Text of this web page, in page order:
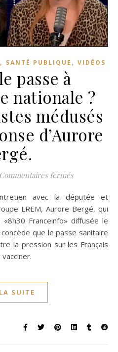
, SANTÉ PUBLIQUE , VIDÉOS
passe à
nationale ?
médusés
d’Aurore
Commentaires ferméssur Faut-il le
LREM, Aurore Bergé, qui
Franceinfo» diffusée le
que le passe sanitaire
la pression sur les Français
SUITE